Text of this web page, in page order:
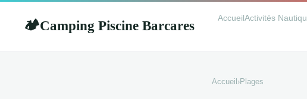
🏕Camping Piscine Barcares AccueilActivités
Accueil ›Plages